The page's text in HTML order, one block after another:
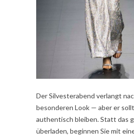
Der Silvesterabend verlangt
besonderen Look — aber er
authentisch bleiben. Statt das
überladen, beginnen Sie mit